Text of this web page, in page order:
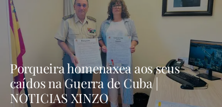
Porqueira homenaxea aos seus
caídos na Guerra de Cuba |
NOTICIAS XINZO